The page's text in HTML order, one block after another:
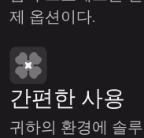
제 옵션이다.
간편한 사용
귀하의 환경에 솔